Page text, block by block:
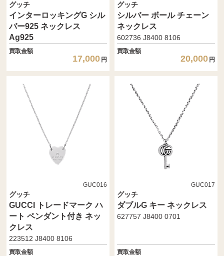
グッチ
インターロッキングG シル
バー925 ネックレス
Ag925
買取金額
17,000 円
グッチ
シルバー ボール チェーン
ネックレス
602736 J8400 8106
買取金額
20,000 円
GUC016
グッチ
GUCCI トレードマーク ハ
ート ペンダント付き ネッ
クレス
223512 J8400 8106
買取金額
GUC017
グッチ
ダブルG キー ネックレス
627757 J8400 0701
買取金額